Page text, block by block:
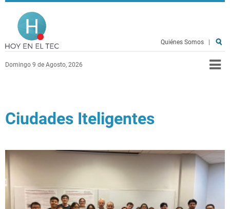
Pasar al contenido principal
Domingo 9 de Agosto, 2026
Quiénes Somos
Ciudades Iteligentes